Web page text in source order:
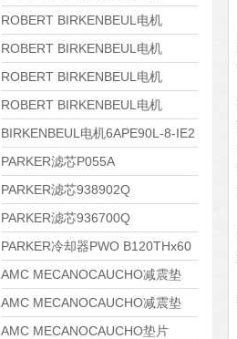
8APE160L-4-IE3
ROBERT BIRKENBEUL电机
8APE112M-6K-IE3
ROBERT BIRKENBEUL电机
8APE100L-2 IE3
ROBERT BIRKENBEUL电机
8APE90S-4 IE3
ROBERT BIRKENBEUL电机
8APE80M-2K-IE3
BIRKENBEUL电机6APE90L-8-IE2
PARKER滤芯P055A
PARKER滤芯938902Q
PARKER滤芯936700Q
PARKER冷却器PWO B120THx60
AMC MECANOCAUCHO减震垫
138552
AMC MECANOCAUCHO减震垫
138551
AMC MECANOCAUCHO垫片